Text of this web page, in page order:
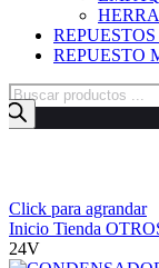
REPUESTO
Búsqueda
de
productos
Click para agrandar
Inicio Tienda
24V